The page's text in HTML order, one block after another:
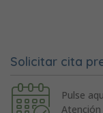
Solicitar cita
Pulse
Atención